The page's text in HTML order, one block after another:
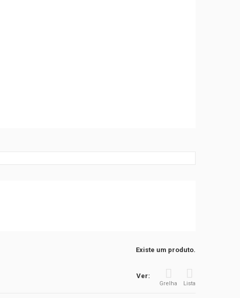
Existe um produto.
Ver:
Grelha Lista